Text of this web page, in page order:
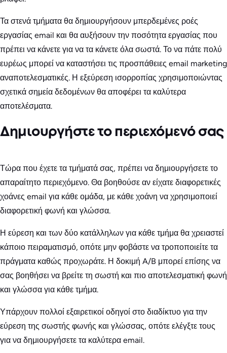
Τα στενά τμήματα θα δημιουργήσουν μπερδεμένες ροές
εργασίας email και θα αυξήσουν την ποσότητα εργασίας που
πρέπει να κάνετε για να τα κάνετε όλα σωστά. Το να πάτε πολύ
ευρέως μπορεί να καταστήσει τις προσπάθειες email marketing
αναποτελεσματικές. Η εξεύρεση ισορροπίας χρησιμοποιώντας
σχετικά σημεία δεδομένων θα αποφέρει τα καλύτερα
αποτελέσματα.
Δημιουργήστε το περιεχόμενό σας
Τώρα που έχετε τα τμήματά σας, πρέπει να δημιουργήσετε το
απαραίτητο περιεχόμενο. Θα βοηθούσε αν είχατε διαφορετικές
χοάνες email για κάθε ομάδα, με κάθε χοάνη να χρησιμοποιεί
διαφορετική φωνή και γλώσσα.
Η εύρεση και των δύο κατάλληλων για κάθε τμήμα θα χρειαστεί
κάποιο πειραματισμό, οπότε μην φοβάστε να τροποποιείτε τα
πράγματα καθώς προχωράτε. Η δοκιμή A/B μπορεί επίσης να
σας βοηθήσει να βρείτε τη σωστή και πιο αποτελεσματική φωνή
και γλώσσα για κάθε τμήμα.
Υπάρχουν πολλοί εξαιρετικοί οδηγοί στο διαδίκτυο για την
εύρεση της σωστής φωνής και γλώσσας, οπότε ελέγξτε τους
για να δημιουργήσετε τα καλύτερα email.